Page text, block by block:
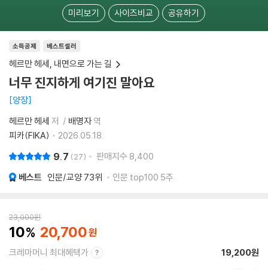
미리보기 사이즈비교 공유하기
소득공제 베스트셀러
헤르만 헤세, 내면으로 가는 길
너무 진지하게 여기진 말아요
양장
헤르만 헤세 저 배명자역
피카(FIKA)
2026.05.18.
9.7 27 판매지수 8,400
베스트 인문/교양 73위 인문 top100 5주
23,000원
10 20,700
크레마머니 최대혜택가 19,200원